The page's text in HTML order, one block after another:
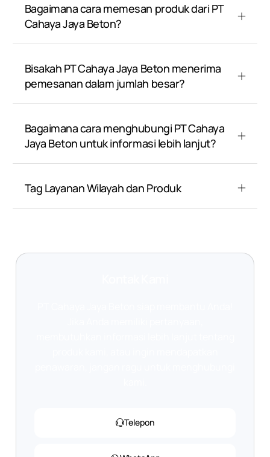
Bagaimana cara memesan produk dari PT
Cahaya Jaya Beton?
Bisakah PT Cahaya Jaya Beton menerima
pemesanan dalam jumlah besar?
Bagaimana cara menghubungi PT Cahaya
Jaya Beton untuk informasi lebih lanjut?
Tag Layanan Wilayah dan Produk
Telepon